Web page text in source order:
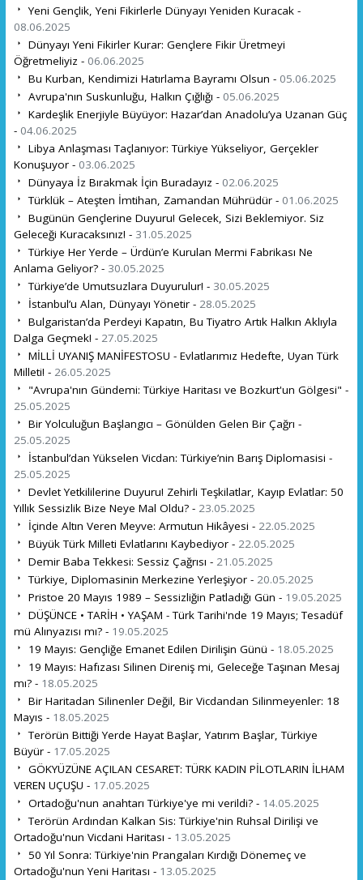
Yeni Gençlik, Yeni Fikirlerle Dünyayı Yeniden Kuracak -
08.06.2025
Dünyayı Yeni Fikirler Kurar: Gençlere Fikir Üretmeyi
Öğretmeliyiz - 06.06.2025
Bu Kurban, Kendimizi Hatırlama Bayramı Olsun - 05.06.2025
Avrupa'nın Suskunluğu, Halkın Çığlığı - 05.06.2025
Kardeşlik Enerjiyle Büyüyor: Hazar’dan Anadolu’ya Uzanan Güç
- 04.06.2025
Libya Anlaşması Taçlanıyor: Türkiye Yükseliyor, Gerçekler
Konuşuyor - 03.06.2025
Dünyaya İz Bırakmak İçin Buradayız - 02.06.2025
Türklük – Ateşten İmtihan, Zamandan Mührüdür - 01.06.2025
Bugünün Gençlerine Duyuru! Gelecek, Sizi Beklemiyor. Siz
Geleceği Kuracaksınız! - 31.05.2025
Türkiye Her Yerde – Ürdün’e Kurulan Mermi Fabrikası Ne
Anlama Geliyor? - 30.05.2025
Türkiye’de Umutsuzlara Duyurulur! - 30.05.2025
İstanbul’u Alan, Dünyayı Yönetir - 28.05.2025
Bulgaristan’da Perdeyi Kapatın, Bu Tiyatro Artık Halkın Aklıyla
Dalga Geçmek! - 27.05.2025
MİLLİ UYANIŞ MANİFESTOSU - Evlatlarımız Hedefte, Uyan Türk
Milleti! - 26.05.2025
"Avrupa'nın Gündemi: Türkiye Haritası ve Bozkurt'un Gölgesi" -
25.05.2025
Bir Yolculuğun Başlangıcı – Gönülden Gelen Bir Çağrı -
25.05.2025
İstanbul’dan Yükselen Vicdan: Türkiye’nin Barış Diplomasisi -
25.05.2025
Devlet Yetkililerine Duyuru! Zehirli Teşkilatlar, Kayıp Evlatlar: 50
Yıllık Sessizlik Bize Neye Mal Oldu? - 23.05.2025
İçinde Altın Veren Meyve: Armutun Hikâyesi - 22.05.2025
Büyük Türk Milleti Evlatlarını Kaybediyor - 22.05.2025
Demir Baba Tekkesi: Sessiz Çağrısı - 21.05.2025
Türkiye, Diplomasinin Merkezine Yerleşiyor - 20.05.2025
Pristoe 20 Mayıs 1989 – Sessizliğin Patladığı Gün - 19.05.2025
DÜŞÜNCE • TARİH • YAŞAM - Türk Tarihi'nde 19 Mayıs; Tesadüf
mü Alınyazısı mı? - 19.05.2025
19 Mayıs: Gençliğe Emanet Edilen Dirilişin Günü - 18.05.2025
19 Mayıs: Hafızası Silinen Direniş mi, Geleceğe Taşınan Mesaj
mı? - 18.05.2025
Bir Haritadan Silinenler Değil, Bir Vicdandan Silinmeyenler: 18
Mayıs - 18.05.2025
Terörün Bittiği Yerde Hayat Başlar, Yatırım Başlar, Türkiye
Büyür - 17.05.2025
GÖKYÜZÜNE AÇILAN CESARET: TÜRK KADIN PİLOTLARIN İLHAM
VEREN UÇUŞU - 17.05.2025
Ortadoğu'nun anahtarı Türkiye'ye mi verildi? - 14.05.2025
Terörün Ardından Kalkan Sis: Türkiye'nin Ruhsal Dirilişi ve
Ortadoğu'nun Vicdani Haritası - 13.05.2025
50 Yıl Sonra: Türkiye'nin Prangaları Kırdığı Dönemeç ve
Ortadoğu'nun Yeni Haritası - 13.05.2025